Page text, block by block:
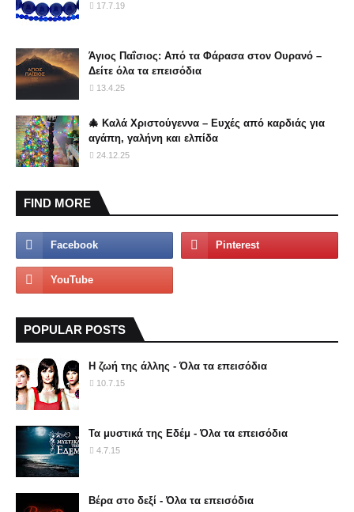
17.7.19
Άγιος Παΐσιος: Από τα Φάρασα στον Ουρανό –
Δείτε όλα τα επεισόδια
13.4.25
🎄 Καλά Χριστούγεννα – Ευχές από καρδιάς για
αγάπη, γαλήνη και ελπίδα
24.12.25
FIND MORE
POPULAR POSTS
Η ζωή της άλλης - Όλα τα επεισόδια
10.7.15
Τα μυστικά της Εδέμ - Όλα τα επεισόδια
4.7.15
Βέρα στο δεξί - Όλα τα επεισόδια